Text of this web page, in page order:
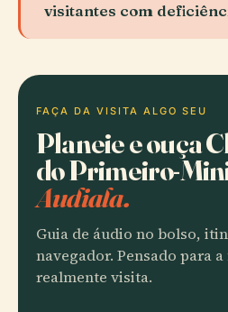
visitantes com
FAÇA DA VISITA ALGO SEU
Planeie e ouça
do Primeiro-
Audiala.
Guia de áudio no bolso,
navegador. Pensado para
realmente visita.